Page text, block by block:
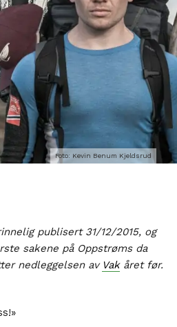
Foto: Kevin Benum Kjeldsrud
publisert 31/12/2015, og
sakene på Oppstrøms da
nedleggelsen av Vakåret før.